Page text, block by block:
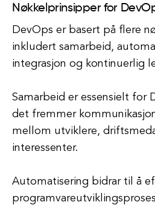
Nøkkelprinsipper for
DevOps er basert på flere
inkludert samarbeid,
integrasjon og kontinuerlig
Samarbeid er essensielt for
det fremmer
mellom utviklere,
interessenter.
Automatisering bidrar til å